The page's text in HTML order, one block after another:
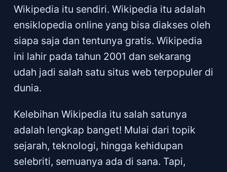
Wikipedia itu sendiri. Wikipedia itu adalah
ensiklopedia online yang bisa diakses oleh
siapa saja dan tentunya gratis. Wikipedia
ini lahir pada tahun 2001 dan sekarang
udah jadi salah satu situs web terpopuler di
dunia.
Kelebihan Wikipedia itu salah satunya
adalah lengkap banget! Mulai dari topik
sejarah, teknologi, hingga kehidupan
selebriti, semuanya ada di sana. Tapi,